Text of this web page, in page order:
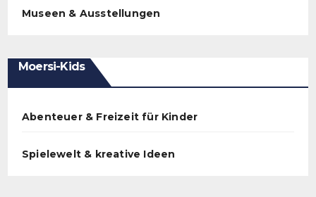
Museen & Ausstellungen
Moersi-Kids
Abenteuer & Freizeit für Kinder
Spielewelt & kreative Ideen